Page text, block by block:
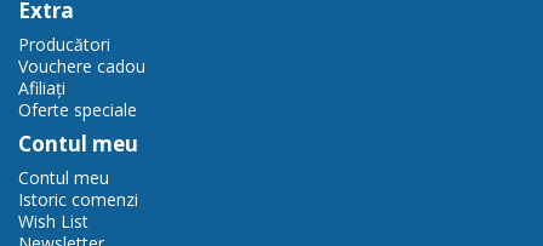
Extra
Producători
Vouchere cadou
Afiliaţi
Oferte speciale
Contul meu
Contul meu
Istoric comenzi
Wish List